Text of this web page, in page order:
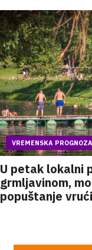
VREMENSKA PROGNOZA
U petak lokalni
grmljavinom,
popuštanje